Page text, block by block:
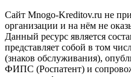
Сайт Mnogo-Kreditov.ru не
организации и на нём не
Данный ресурс является
представляет собой в том
(знаков обслуживания),
ФИПС (Роспатент) и